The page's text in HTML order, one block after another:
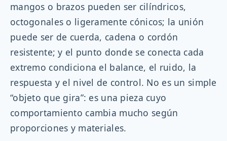
mangos o brazos pueden ser cilíndricos,
octogonales o ligeramente cónicos; la unión
puede ser de cuerda, cadena o cordón
resistente; y el punto donde se conecta cada
extremo condiciona el balance, el ruido, la
respuesta y el nivel de control. No es un simple
“objeto que gira”: es una pieza cuyo
comportamiento cambia mucho según
proporciones y materiales.